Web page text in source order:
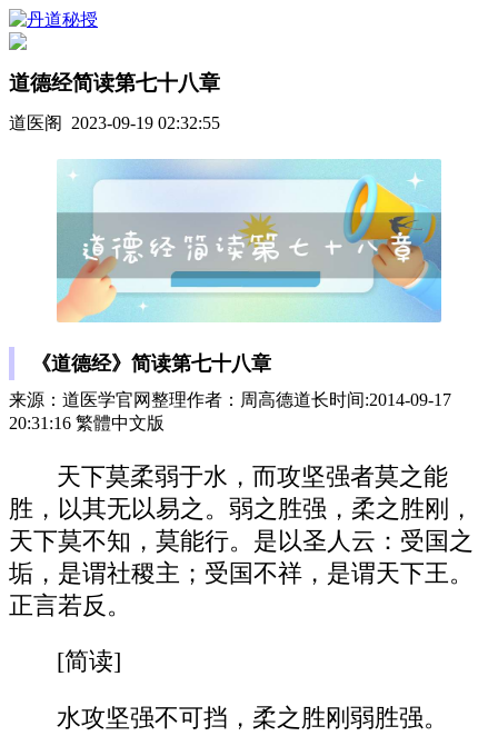
道德经简读第七十八章
道医阁 2023-09-19 02:32:55
《道德经》简读第七十八章
来源：道医学官网整理作者：周高德道长时间:2014-09-17
20:31:16 繁體中文版
天下莫柔弱于水，而攻坚强者莫之能
胜，以其无以易之。弱之胜强，柔之胜刚，
天下莫不知，莫能行。是以圣人云：受国之
垢，是谓社稷主；受国不祥，是谓天下王。
正言若反。
[简读]
水攻坚强不可挡，柔之胜刚弱胜强。